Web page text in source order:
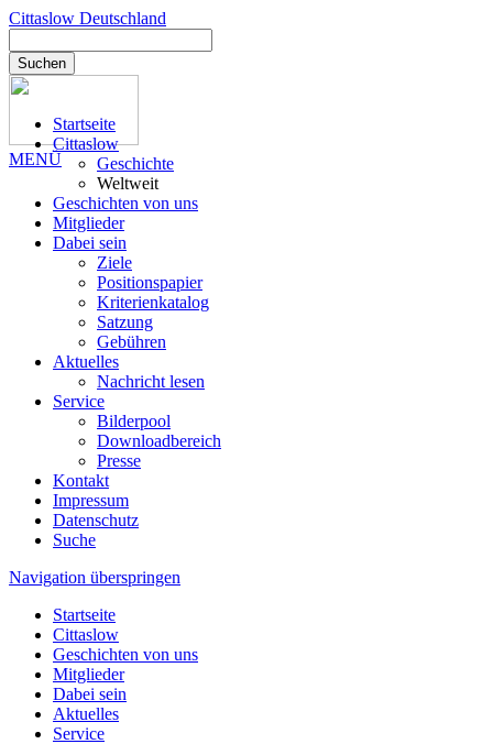
Cittaslow Deutschland
Suchen
MENÜ
Startseite
Cittaslow
Geschichte
Weltweit
Geschichten von uns
Mitglieder
Dabei sein
Ziele
Positionspapier
Kriterienkatalog
Satzung
Gebühren
Aktuelles
Nachricht lesen
Service
Bilderpool
Downloadbereich
Presse
Kontakt
Impressum
Datenschutz
Suche
Navigation überspringen
Startseite
Cittaslow
Geschichten von uns
Mitglieder
Dabei sein
Aktuelles
Service